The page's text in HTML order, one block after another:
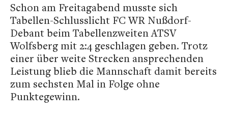
Schon am Freitagabend musste sich
Tabellen-Schlusslicht FC WR Nußdorf-
Debant beim Tabellenzweiten ATSV
Wolfsberg mit 2:4 geschlagen geben. Trotz
einer über weite Strecken ansprechenden
Leistung blieb die Mannschaft damit bereits
zum sechsten Mal in Folge ohne
Punktegewinn.